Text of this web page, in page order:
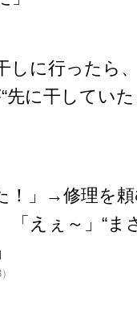
しに行ったら
に干していた
！」→修理を
えぇ～」“ま